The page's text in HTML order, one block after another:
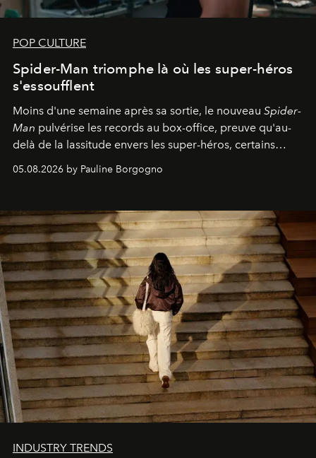
POP CULTURE
Spider-Man triomphe là où les super-héros
s'essoufflent
Moins d'une semaine après sa sortie, le nouveau Spider-
Man pulvérise les records au box-office, preuve qu'au-
delà de la lassitude envers les super-héros, certains
personnages continuent de susciter une ferveur intacte.
05.08.2026 by Pauline Borgogno
INDUSTRY TRENDS